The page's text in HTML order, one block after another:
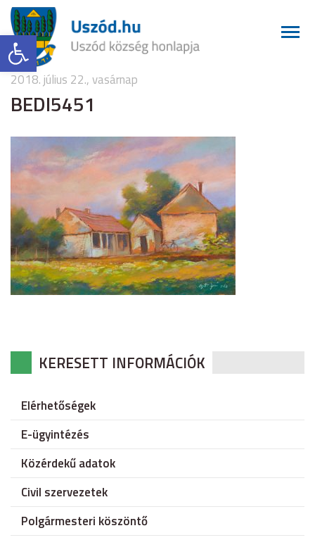
Eszköztár megnyitása
2018. július 22., vasárnap
BEDI5451
KERESETT INFORMÁCIÓK
Elérhetőségek
E-ügyintézés
Közérdekű adatok
Civil szervezetek
Polgármesteri köszöntő